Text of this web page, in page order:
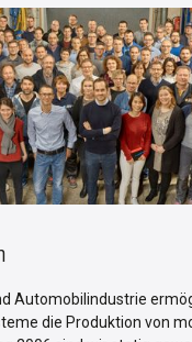
Automobilindustrie
die Produktion von